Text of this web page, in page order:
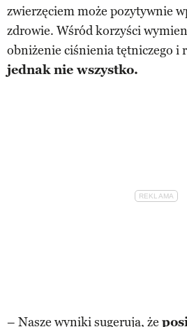
zwierzęciem może pozytywnie
zdrowie. Wśród korzyści
obniżenie ciśnienia tętniczego i
jednak nie wszystko.
– Nasze wyniki sugerują, że